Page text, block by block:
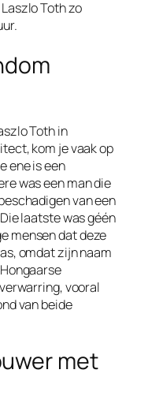
Toth zo
Toth in
kom je vaak op
ene is een
was een man die
van een
laatste was géén
mensen dat deze
omdat zijn naam
vooral
van beide
met